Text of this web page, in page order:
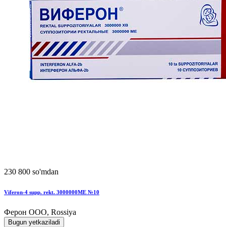
230 800 so'mdan
Viferon-4 supp. rekt. 3000000MЕ №10
Ферон ООО, Rossiya
Bugun yetkaziladi